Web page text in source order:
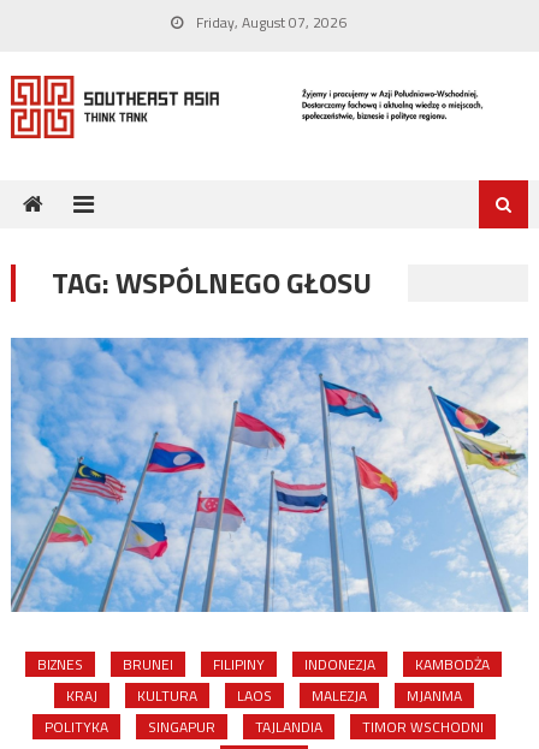
content
Friday, August 07, 2026
TAG:WSPÓLNEGO GŁOSU
BIZNES BRUNEI FILIPINY INDONEZJA
KAMBODŻA
KRAJ
KULTURA LAOS MALEZJA
MJANMA
POLITYKA
SINGAPUR TAJLANDIA
TIMOR WSCHODNI